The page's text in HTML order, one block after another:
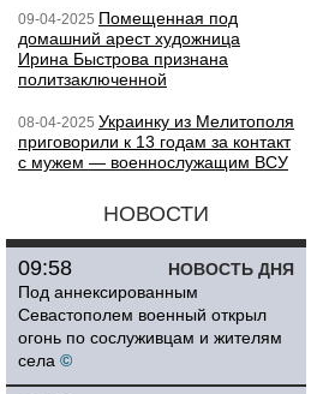
09-04-2025 Помещенная под
домашний арест художница
Ирина Быстрова признана
политзаключенной
08-04-2025 Украинку из Мелитополя
приговорили к 13 годам за контакт
с мужем — военнослужащим ВСУ
НОВОСТИ
НОВОСТЬ ДНЯ
09:58
Под аннексированным
Севастополем военный открыл
огонь по сослуживцам и жителям
села ©